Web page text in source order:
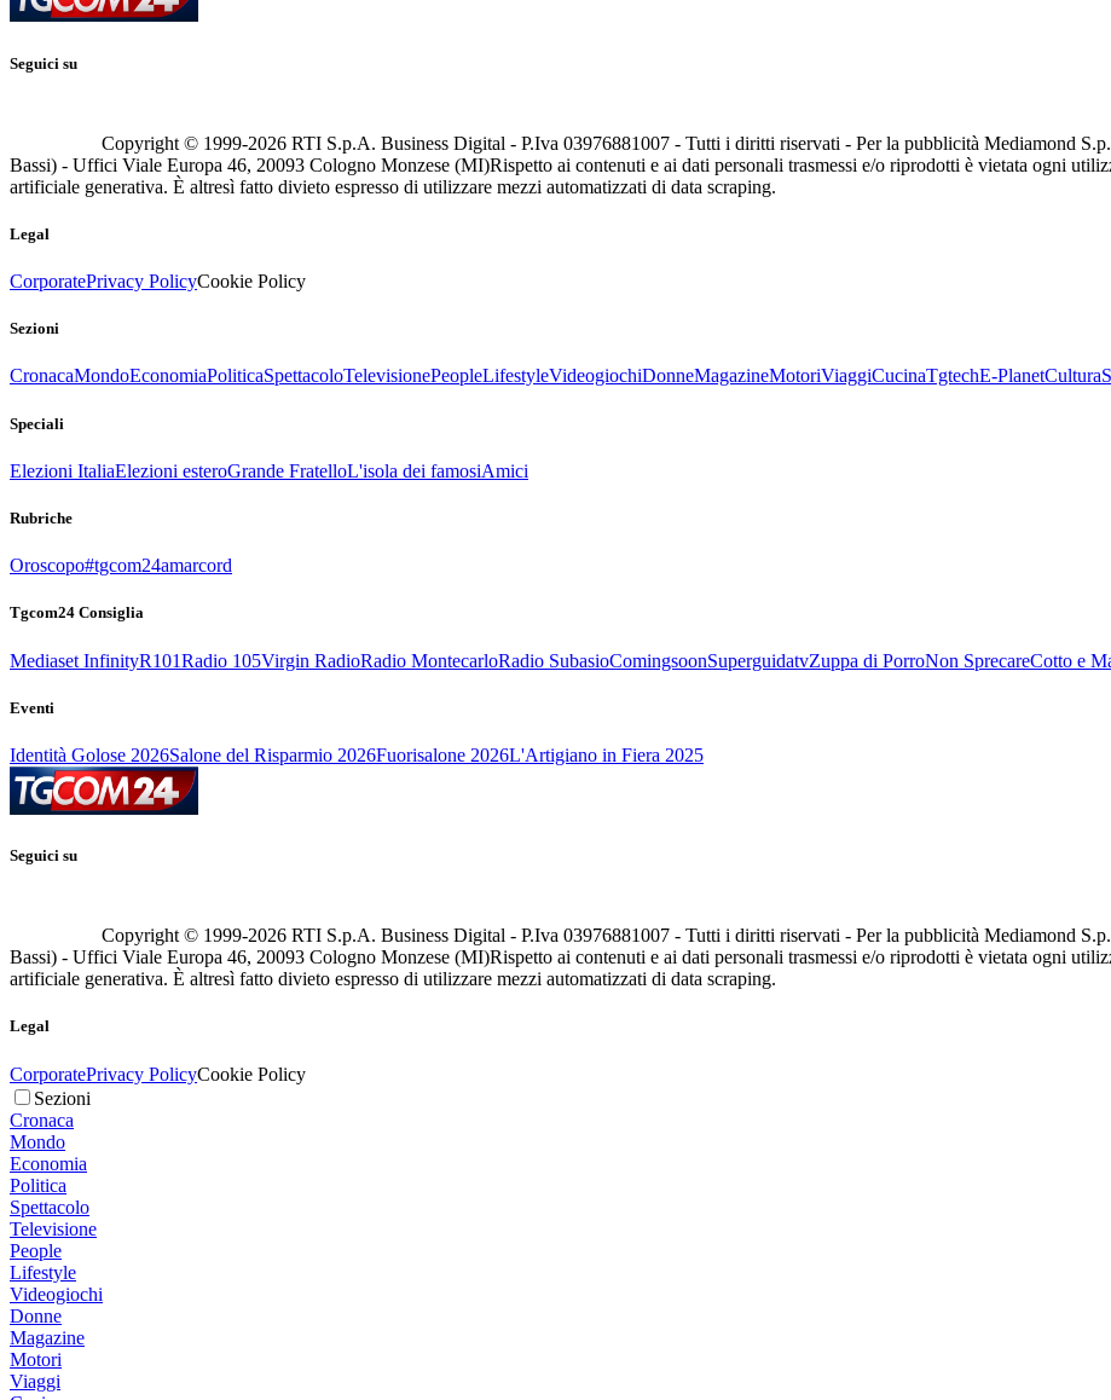
Seguici su
Copyright © 1999-2026 RTI S.p.A. Business Digital - P.Iva 03976881007 - Tutti i diritti riservati - Per la pubblicità Mediamond
Bassi) - Uffici Viale Europa 46, 20093 Cologno Monzese (MI)Rispetto ai contenuti e ai dati personali trasmessi e/o riprodotti è vietata ogni
artificiale generativa. È altresì fatto divieto espresso di utilizzare mezzi automatizzati di data scraping.
Legal
CorporatePrivacy PolicyCookie Policy
Sezioni
CronacaMondoEconomiaPoliticaSpettacoloTelevisionePeopleLifestyleVideogiochiDonneMagazineMotoriViaggiCucinaTgtechE-PlanetCultura
Speciali
Elezioni ItaliaElezioni esteroGrande FratelloL'isola dei famosiAmici
Rubriche
Oroscopo#tgcom24amarcord
Tgcom24 Consiglia
Mediaset InfinityR101Radio 105Virgin RadioRadio MontecarloRadio SubasioComingsoonSuperguidatvZuppa di PorroNon SprecareCotto e
Eventi
Identità Golose 2026Salone del Risparmio 2026Fuorisalone 2026L'Artigiano in Fiera 2025
Seguici su
Copyright © 1999-2026 RTI S.p.A. Business Digital - P.Iva 03976881007 - Tutti i diritti riservati - Per la pubblicità Mediamond
Bassi) - Uffici Viale Europa 46, 20093 Cologno Monzese (MI)Rispetto ai contenuti e ai dati personali trasmessi e/o riprodotti è vietata ogni
artificiale generativa. È altresì fatto divieto espresso di utilizzare mezzi automatizzati di data scraping.
Legal
CorporatePrivacy PolicyCookie Policy
Sezioni
Cronaca
Mondo
Economia
Politica
Spettacolo
Televisione
People
Lifestyle
Videogiochi
Donne
Magazine
Motori
Viaggi